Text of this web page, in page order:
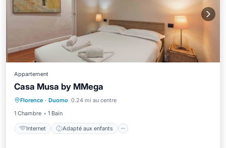
Appartement
Casa Musa by MMega
Florence · Duomo 0.24 mi au centre
1 Chambre
1 Bain
Internet Adapté aux enfants
Internet
Adapté aux enfants
Blanchisserie
Sécurité/Sûreté